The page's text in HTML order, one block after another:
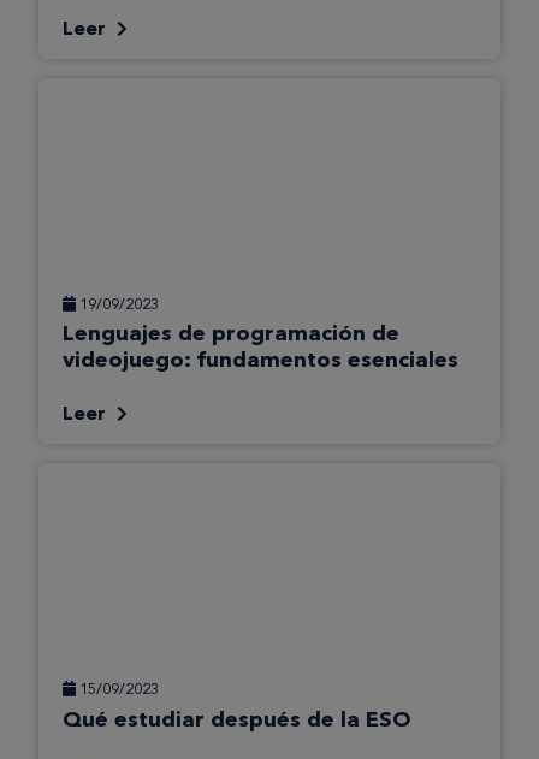
Leer
19/09/2023
Lenguajes de programación de
videojuego: fundamentos esenciales
Leer
15/09/2023
Qué estudiar después de la ESO